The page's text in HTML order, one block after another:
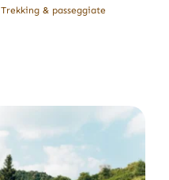
Trekking & passeggiate